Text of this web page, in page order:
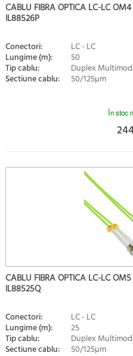
CABLU FIBRA OPTICA LC-LC
IL88526P
Conectori: LC - LC
Lungime (m): 50
Tip cablu: Duplex
Sectiune cablu: 50/125µm
În stoc
CABLU FIBRA OPTICA LC-LC
IL88525Q
Conectori: LC - LC
Lungime (m): 25
Tip cablu: Duplex
Sectiune cablu: 50/125µm